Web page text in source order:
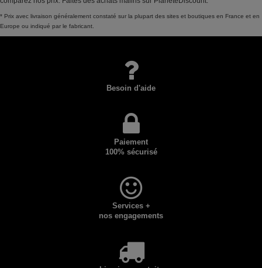
* Prix avec livraison généralement constaté sur la plupart des sites et boutiques en France et en
Europe ou indiqué par le fabricant.
Besoin d'aide
Paiement
100% sécurisé
Services +
nos engagements